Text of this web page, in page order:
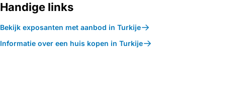
Handige links
Bekijk exposanten met aanbod in Turkije
Informatie over een huis kopen in Turkije